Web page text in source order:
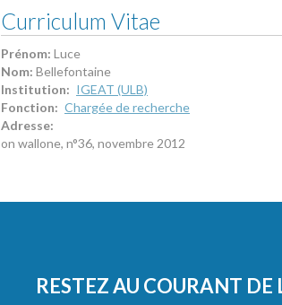
Curriculum Vitae
Prénom: Luce
Nom: Bellefontaine
Institution: IGEAT (ULB)
Fonction: Chargée de recherche
Adresse:
on wallone, n°36, novembre 2012
RESTEZ AU COURANT